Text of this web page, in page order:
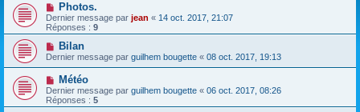
Photos.
Dernier message par jean « 14 oct. 2017, 21:07
Réponses : 9
Bilan
Dernier message par guilhem bougette « 08 oct. 2017, 19:13
Météo
Dernier message par guilhem bougette « 06 oct. 2017, 08:26
Réponses : 5